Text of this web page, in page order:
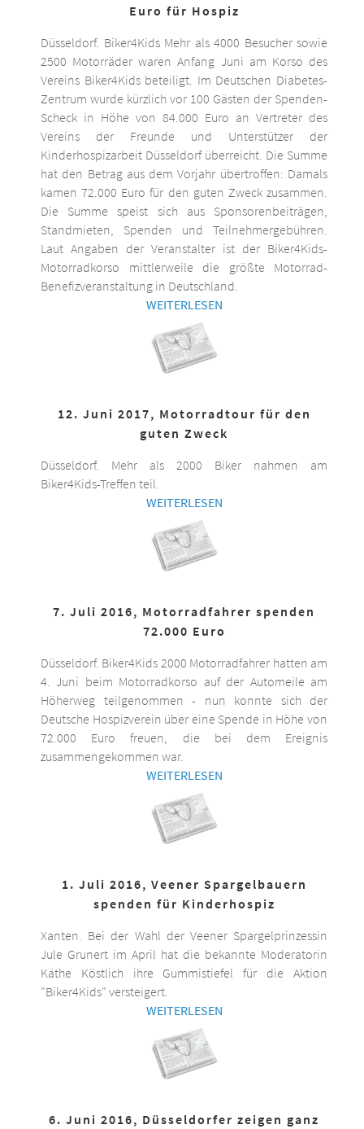
Euro für Hospiz
Düsseldorf. Biker4Kids Mehr als 4000 Besucher sowie
2500 Motorräder waren Anfang Juni am Korso des
Vereins Biker4Kids beteiligt. Im Deutschen Diabetes-
Zentrum wurde kürzlich vor 100 Gästen der Spenden-
Scheck in Höhe von 84.000 Euro an Vertreter des
Vereins der Freunde und Unterstützer der
Kinderhospizarbeit Düsseldorf überreicht. Die Summe
hat den Betrag aus dem Vorjahr übertroffen: Damals
kamen 72.000 Euro für den guten Zweck zusammen.
Die Summe speist sich aus Sponsorenbeiträgen,
Standmieten, Spenden und Teilnehmergebühren.
Laut Angaben der Veranstalter ist der Biker4Kids-
Motorradkorso mittlerweile die größte Motorrad-
Benefizveranstaltung in Deutschland.
WEITERLESEN
12. Juni 2017, Motorradtour für den
guten Zweck
Düsseldorf. Mehr als 2000 Biker nahmen am
Biker4Kids-Treffen teil.
WEITERLESEN
7. Juli 2016, Motorradfahrer spenden
72.000 Euro
Düsseldorf. Biker4Kids 2000 Motorradfahrer hatten am
4. Juni beim Motorradkorso auf der Automeile am
Höherweg teilgenommen - nun konnte sich der
Deutsche Hospizverein über eine Spende in Höhe von
72.000 Euro freuen, die bei dem Ereignis
zusammengekommen war.
WEITERLESEN
1. Juli 2016, Veener Spargelbauern
spenden für Kinderhospiz
Xanten. Bei der Wahl der Veener Spargelprinzessin
Jule Grunert im April hat die bekannte Moderatorin
Käthe Köstlich ihre Gummistiefel für die Aktion
"Biker4Kids" versteigert.
WEITERLESEN
6. Juni 2016, Düsseldorfer zeigen ganz